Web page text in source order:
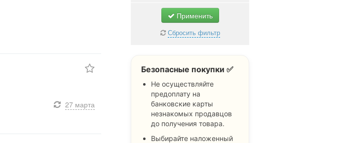
27 марта
Применить
Сбросить фильтр
Безопасные покупки ✅
Не осуществляйте
предоплату на
банковские карты
незнакомых продавцов
до получения товара.
Выбирайте наложенный